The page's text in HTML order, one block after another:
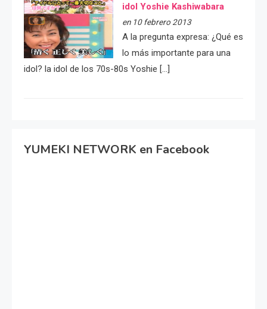
idol Yoshie Kashiwabara
en 10 febrero 2013
A la pregunta expresa: ¿Qué es
lo más importante para una
idol? la idol de los 70s-80s Yoshie […]
YUMEKI NETWORK en Facebook